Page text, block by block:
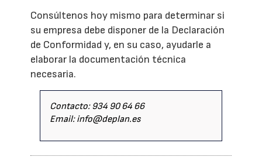
Consúltenos hoy mismo para determinar si
su empresa debe disponer de la Declaración
de Conformidad y, en su caso, ayudarle a
elaborar la documentación técnica
necesaria.
Contacto: 934 90 64 66
Email: info@deplan.es